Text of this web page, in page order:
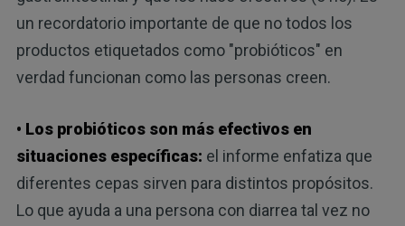
un recordatorio importante de que no todos los
productos etiquetados como "probióticos" en
verdad funcionan como las personas creen.
• Los probióticos son más efectivos en
situaciones específicas: el informe enfatiza que
diferentes cepas sirven para distintos propósitos.
Lo que ayuda a una persona con diarrea tal vez no